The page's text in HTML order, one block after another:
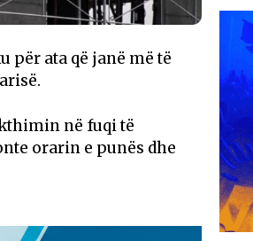
për ata që janë më të
në fuqi të
orarin e punës dhe